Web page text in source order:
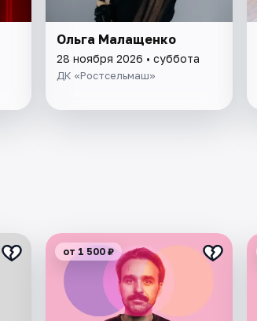
Ольга Малащенко
28 ноября 2026 • суббота
ДК «Ростсельмаш»
от 1 500 ₽